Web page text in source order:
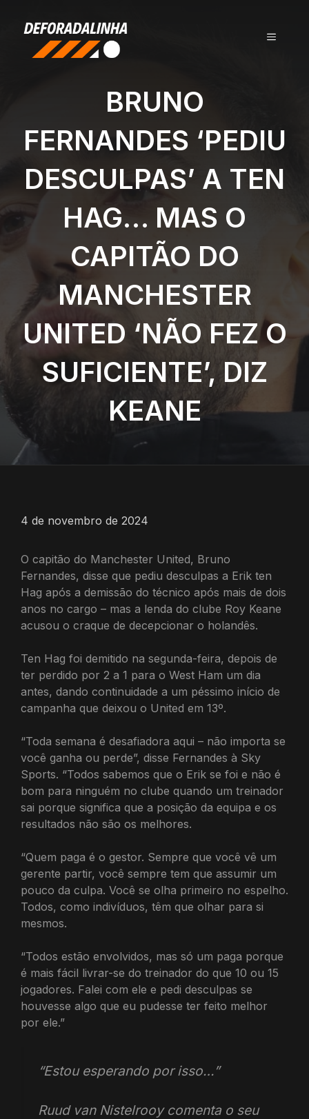
conteúdo
MENU
BRUNO
FERNANDES ‘PEDIU
DESCULPAS’ A TEN
HAG… MAS O
CAPITÃO DO
MANCHESTER
UNITED ‘NÃO FEZ O
SUFICIENTE’, DIZ
KEANE
4 de novembro de 2024
O capitão do Manchester United, Bruno
Fernandes, disse que pediu desculpas a Erik ten
Hag após a demissão do técnico após mais de dois
anos no cargo – mas a lenda do clube Roy Keane
acusou o craque de decepcionar o holandês.
Ten Hag foi demitido na segunda-feira, depois de
ter perdido por 2 a 1 para o West Ham um dia
antes, dando continuidade a um péssimo início de
campanha que deixou o United em 13º.
“Toda semana é desafiadora aqui – não importa se
você ganha ou perde”, disse Fernandes à Sky
Sports. “Todos sabemos que o Erik se foi e não é
bom para ninguém no clube quando um treinador
sai porque significa que a posição da equipa e os
resultados não são os melhores.
“Quem paga é o gestor. Sempre que você vê um
gerente partir, você sempre tem que assumir um
pouco da culpa. Você se olha primeiro no espelho.
Todos, como indivíduos, têm que olhar para si
mesmos.
“Todos estão envolvidos, mas só um paga porque
é mais fácil livrar-se do treinador do que 10 ou 15
jogadores. Falei com ele e pedi desculpas se
houvesse algo que eu pudesse ter feito melhor
por ele.”
“Estou esperando por isso…”
Ruud van Nistelrooy comenta o seu